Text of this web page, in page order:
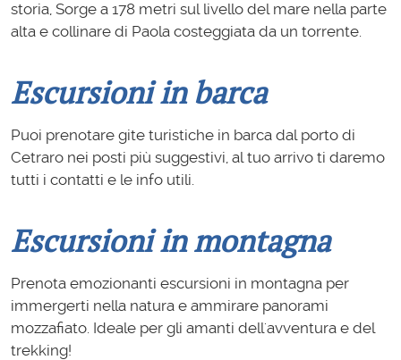
storia, Sorge a 178 metri sul livello del mare nella parte
alta e collinare di Paola costeggiata da un torrente.
Escursioni in barca
Puoi prenotare gite turistiche in barca dal porto di
Cetraro nei posti più suggestivi, al tuo arrivo ti daremo
tutti i contatti e le info utili.
Escursioni in montagna
Prenota emozionanti escursioni in montagna per
immergerti nella natura e ammirare panorami
mozzafiato. Ideale per gli amanti dell'avventura e del
trekking!